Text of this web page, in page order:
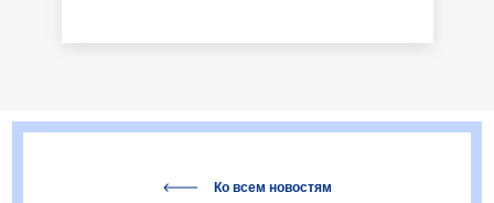
Ко всем новостям